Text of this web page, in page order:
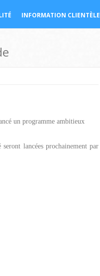
INFORMATION CLIENTÈLE
un programme ambitieux
lancées prochainement par